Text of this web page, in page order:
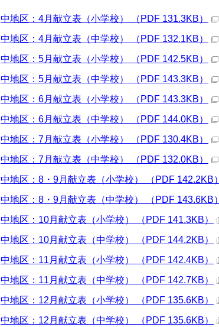
中地区：4月献立表（小学校） （PDF 131.3KB）
中地区：4月献立表（中学校） （PDF 132.1KB）
中地区：5月献立表（小学校） （PDF 142.5KB）
中地区：5月献立表（中学校） （PDF 143.3KB）
中地区：6月献立表（小学校） （PDF 143.3KB）
中地区：6月献立表（中学校） （PDF 144.0KB）
中地区：7月献立表（小学校） （PDF 130.4KB）
中地区：7月献立表（中学校） （PDF 132.0KB）
中地区：8・9月献立表（小学校） （PDF 142.2KB）
中地区：8・9月献立表（中学校） （PDF 143.6KB）
中地区：10月献立表（小学校） （PDF 141.3KB）
中地区：10月献立表（中学校） （PDF 144.2KB）
中地区：11月献立表（小学校） （PDF 142.4KB）
中地区：11月献立表（中学校） （PDF 142.7KB）
中地区：12月献立表（小学校） （PDF 135.6KB）
中地区：12月献立表（中学校） （PDF 135.6KB）